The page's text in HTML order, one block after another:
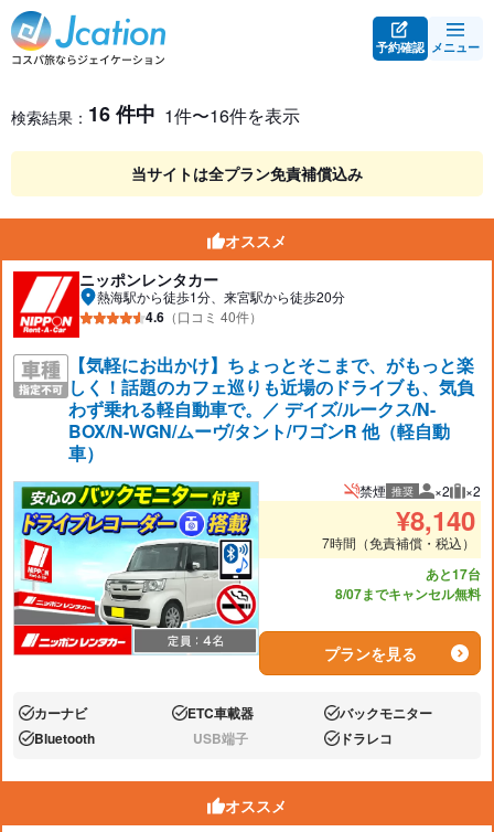
予約確認 メニュー
レンタカー検索・比較
レンタカー検索結果
検索結果： 16 件中 1件〜16件を表示
当サイトは全プラン免責補償込み
オススメ
ニッポンレンタカー
熱海駅から徒歩1分、来宮駅から徒歩20分
4.6 （口コミ 40件）
【気軽にお出かけ】ちょっとそこまで、がもっと楽
しく！話題のカフェ巡りも近場のドライブも、気負
わず乗れる軽自動車で。／ デイズ/ルークス/N-
BOX/N-WGN/ムーヴ/タント/ワゴンR 他（軽自動
車）
禁煙 推奨 推奨人数
×2 推奨
×2
¥8,140
7時間（免責補償・税込）
あと17台
8/07までキャンセル無料
プランを見る
あり:カーナビ あり:ETC車載器 あり:バックモニター
あり:Bluetooth なし:USB端子 あり:ドラレコ
オススメ